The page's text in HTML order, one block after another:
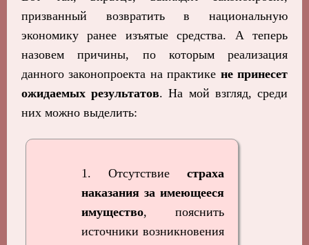
призванный возвратить в национальную
экономику ранее изъятые средства. А теперь
назовем причины, по которым реализация
данного законопроекта на практике не принесет
ожидаемых результатов. На мой взгляд, среди
них можно выделить:
1. Отсутствие страха
наказания за имеющееся
имущество, пояснить
источники возникновения